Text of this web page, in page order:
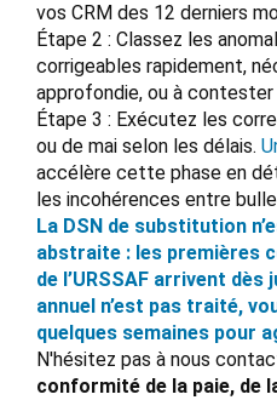
vos CRM des 12 derniers
Étape 2 : Classez les
corrigeables rapidement,
approfondie, ou à
Étape 3 : Exécutez les
ou de mai selon les délais.
accélère cette phase en
les incohérences entre
La DSN de substitution
abstraite : les premières
de l’URSSAF arrivent dès
annuel n’est pas traité,
quelques semaines pour
N'hésitez pas à nous
conformité de la paie, de